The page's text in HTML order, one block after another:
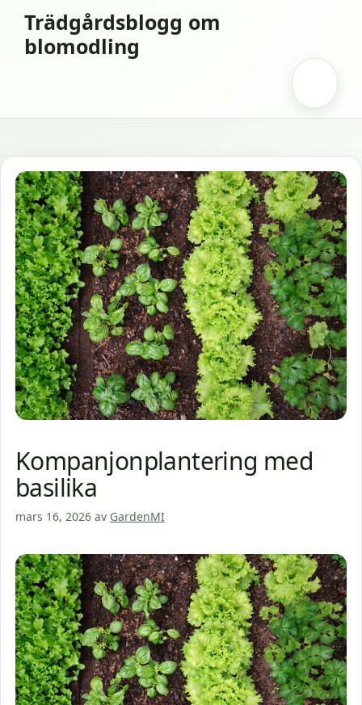
innehåll
Trädgårdsblogg om
blomodling
Kompanjonplantering med
basilika
mars 16, 2026 av GardenMI